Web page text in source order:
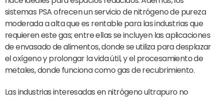
sistemas PSA ofrecen un servicio de nitrógeno de pureza
moderada a alta que es rentable para las industrias que
requieren este gas; entre ellas se incluyen las aplicaciones
de envasado de alimentos, donde se utiliza para desplazar
el oxígeno y prolongar la vida útil, y el procesamiento de
metales, donde funciona como gas de recubrimiento.
Las industrias interesadas en nitrógeno ultrapuro no